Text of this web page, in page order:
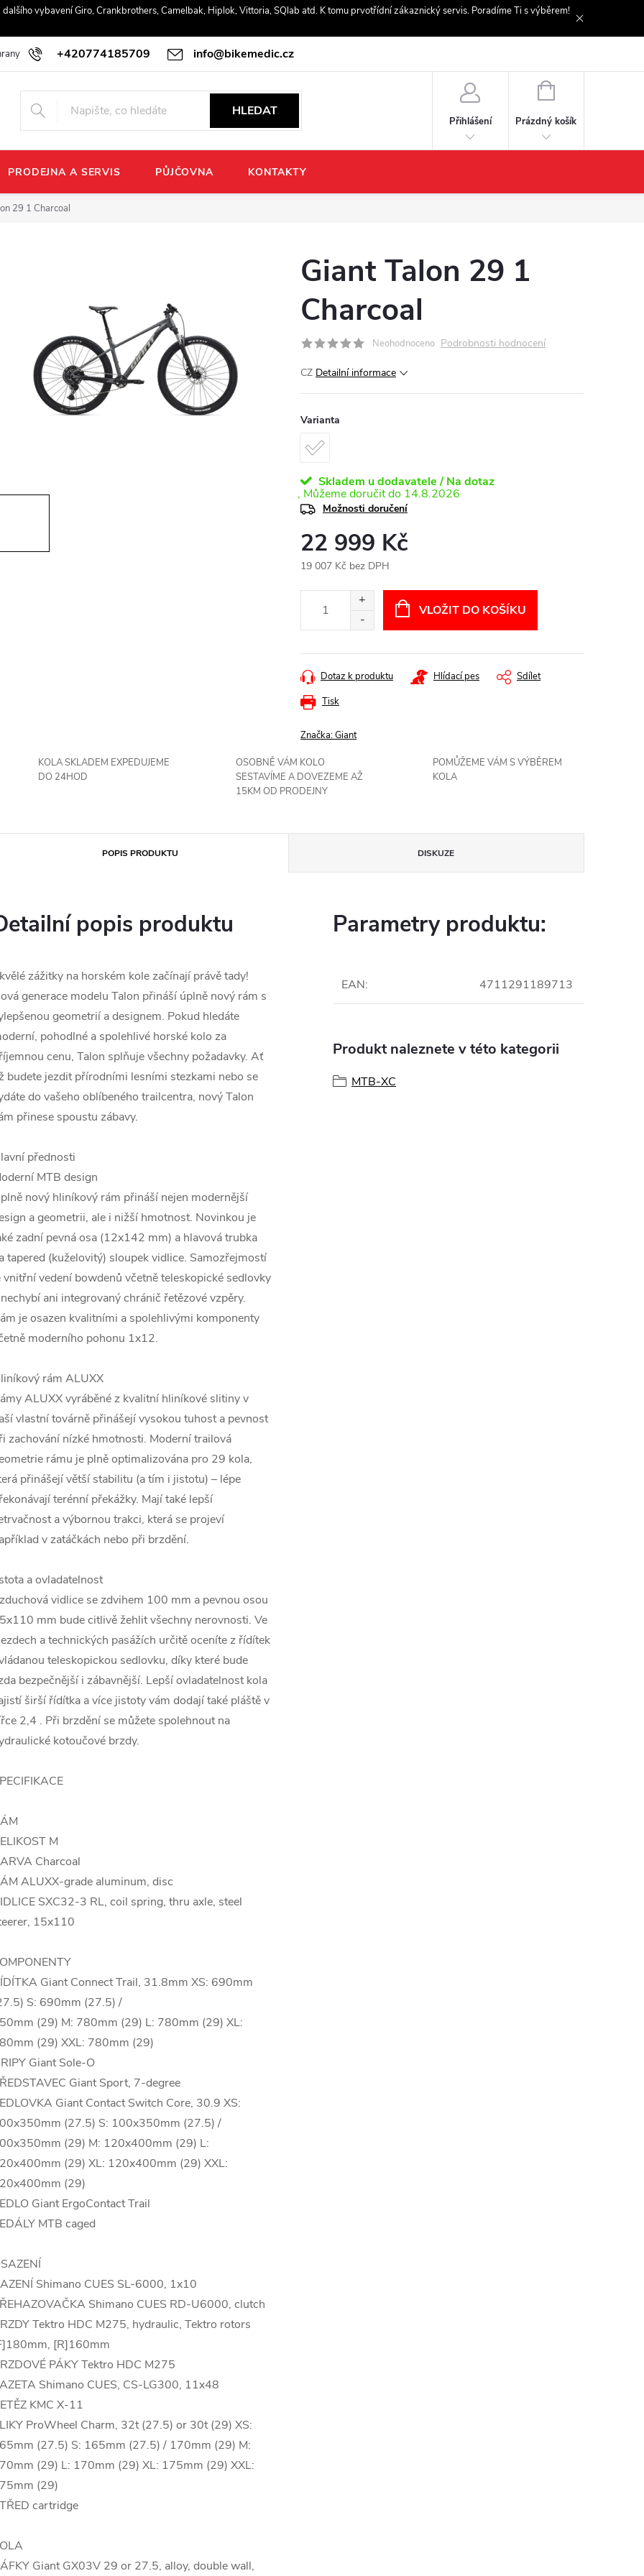
vybavení Giro, Crankbrothers, Camelbak, Hiplok, Vittoria, SQlab atd. K tomu prvotřídní zákaznický servis. Poradíme Ti s výběrem!
+420774185709 info@bikemedic.cz
osobních údajů
HLEDAT
Přihlášení
NÁKUPNÍ
Prázdný košík
PRODEJNA A SERVIS PŮJČOVNA KONTAKTY
29 1 Charcoal
Giant Talon 29 1
Charcoal
Neohodnoceno Podrobnosti hodnocení
CZ Detailní informace
Varianta
Skladem u dodavatele / Na dotaz
14.8.2026
Možnosti doručení
22 999 Kč
19 007 Kč bez DPH
VLOŽIT DO KOŠÍKU
Tisk
Dotaz k produktu Hlídací pes Sdílet
Značka:Giant
KOLA SKLADEM EXPEDUJEME
DO 24HOD
OSOBNĚ VÁM KOLO
SESTAVÍME A DOVEZEME AŽ
15KM OD PRODEJNY
POMŮŽEME VÁM S VÝBĚREM
KOLA
POPIS PRODUKTU DISKUZE
popis produktu
zážitky na horském kole začínají právě tady!
generace modelu Talon přináší úplně nový rám s
geometrií a designem. Pokud hledáte
pohodlné a spolehlivé horské kolo za
cenu, Talon splňuje všechny požadavky. Ať
budete jezdit přírodními lesními stezkami nebo se
do vašeho oblíbeného trailcentra, nový Talon
přinese spoustu zábavy.
přednosti
MTB design
nový hliníkový rám přináší nejen modernější
a geometrii, ale i nižší hmotnost. Novinkou je
zadní pevná osa (12x142 mm) a hlavová trubka
tapered (kuželovitý) sloupek vidlice. Samozřejmostí
vnitřní vedení bowdenů včetně teleskopické sedlovky
ani integrovaný chránič řetězové vzpěry.
je osazen kvalitními a spolehlivými komponenty
moderního pohonu 1x12.
rám ALUXX
ALUXX vyráběné z kvalitní hliníkové slitiny v
vlastní továrně přinášejí vysokou tuhost a pevnost
zachování nízké hmotnosti. Moderní trailová
rámu je plně optimalizována pro 29 kola,
přinášejí větší stabilitu (a tím i jistotu) – lépe
terénní překážky. Mají také lepší
a výbornou trakci, která se projeví
v zatáčkách nebo při brzdění.
a ovladatelnost
vidlice se zdvihem 100 mm a pevnou osou
mm bude citlivě žehlit všechny nerovnosti. Ve
a technických pasážích určitě oceníte z řídítek
teleskopickou sedlovku, díky které bude
bezpečnější i zábavnější. Lepší ovladatelnost kola
širší řídítka a více jistoty vám dodají také pláště v
2,4 . Při brzdění se můžete spolehnout na
kotoučové brzdy.
M
Charcoal
ALUXX-grade aluminum, disc
SXC32-3 RL, coil spring, thru axle, steel
15x110
Giant Connect Trail, 31.8mm XS: 690mm
S: 690mm (27.5) /
(29) M: 780mm (29) L: 780mm (29) XL:
(29) XXL: 780mm (29)
Giant Sole-O
Giant Sport, 7-degree
Giant Contact Switch Core, 30.9 XS:
(27.5) S: 100x350mm (27.5) /
(29) M: 120x400mm (29) L:
(29) XL: 120x400mm (29) XXL:
(29)
Giant ErgoContact Trail
MTB caged
Shimano CUES SL-6000, 1x10
Shimano CUES RD-U6000, clutch
Tektro HDC M275, hydraulic, Tektro rotors
[R]160mm
PÁKY Tektro HDC M275
Shimano CUES, CS-LG300, 11x48
KMC X-11
ProWheel Charm, 32t (27.5) or 30t (29) XS:
(27.5) S: 165mm (27.5) / 170mm (29) M:
(29) L: 170mm (29) XL: 175mm (29) XXL:
(29)
cartridge
Giant GX03V 29 or 27.5, alloy, double wall,
Parametry produktu:
EAN: 4711291189713
Produkt naleznete v této kategorii
MTB-XC